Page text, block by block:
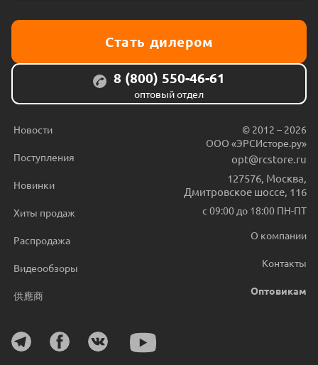
Стать дилером
8 (800) 550-46-61
оптовый отдел
Новости
Поступления
Новинки
Хиты продаж
Распродажа
Видеообзоры
供應商
© 2012 – 2026
ООО «ЭРСИсторе.ру»
opt@rcstore.ru
127576, Москва,
Дмитровское шоссе, 116
с 09:00 до 18:00 ПН-ПТ
О компании
Контакты
Оптовикам